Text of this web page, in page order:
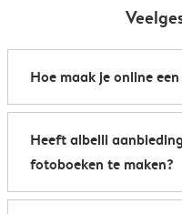
Hoe maak je online
Goedkoop een
denkt. Als je goedkoop
maken, dan hebben we
een prachtig resultaat
Heeft albelli
fotoboeken te maken?
Ja, bij albelli zijn we gek